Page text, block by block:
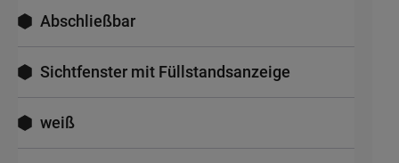
Abschließbar
Sichtfenster mit Füllstandsanzeige
weiß